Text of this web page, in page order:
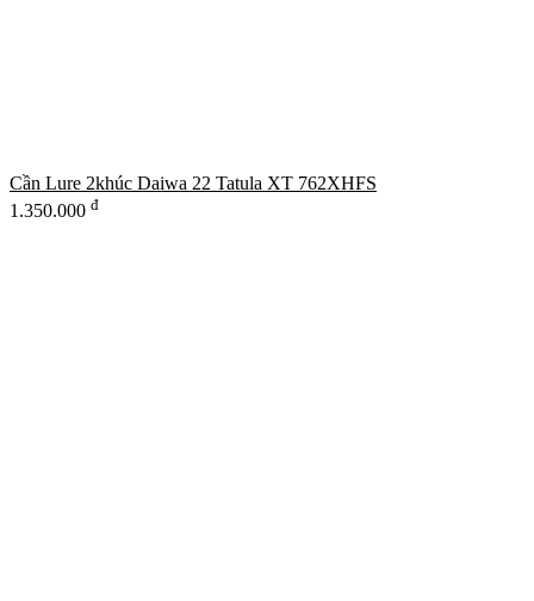
Cần Lure 2khúc Daiwa 22 Tatula XT 762XHFS
1.350.000 đ